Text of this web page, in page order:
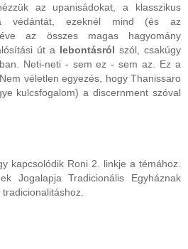
az upanisádokat, a klasszikus
védántát, ezeknél mind (és az
az összes magas hagyomány
út a lebontásról szól, csakúgy
Neti-neti - sem ez - sem az. Ez a
véletlen egyezés, hogy Thanissaro
kulcsfogalom) a discernment szóval
kapcsolódik Roni 2. linkje a témához.
Jogalapja Tradicionális Egyháznak